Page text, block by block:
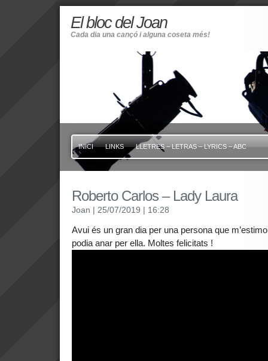
El bloc del Joan
Cada dia una cançó i alguna coseta més!
INICI LINKS LLETRES – LETRAS – LYRICS – ABC
Roberto Carlos – Lady Laura
Joan | 25/07/2019 | 16:28
Avui és un gran dia per una persona que
podia anar per ella. Moltes felicitats !